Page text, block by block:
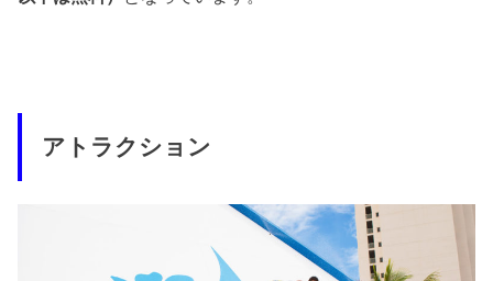
アトラクション